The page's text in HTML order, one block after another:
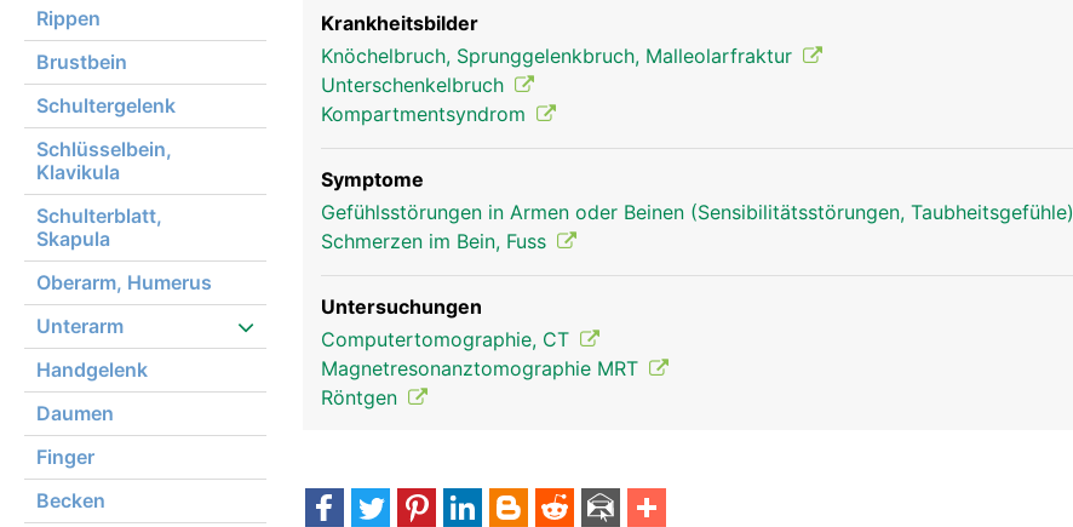
Rippen
Brustbein
Schultergelenk
Schlüsselbein,
Klavikula
Schulterblatt,
Skapula
Oberarm, Humerus
Unterarm
Handgelenk
Daumen
Finger
Becken
Wadenbein Frau
Krankheitsbilder
Knöchelbruch, Sprunggelenkbruch, Malleolarfraktur
Unterschenkelbruch
Kompartmentsyndrom
Symptome
Gefühlsstörungen in Armen oder Beinen (Sensibilitätsstörungen, Taubheitsgefühle)
Schmerzen im Bein, Fuss
Untersuchungen
Computertomographie, CT
Magnetresonanztomographie MRT
Röntgen